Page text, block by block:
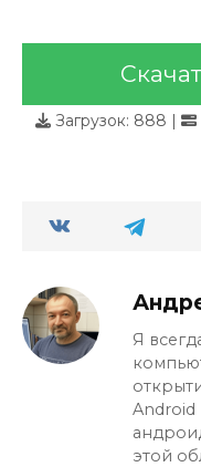
Загрузок: 888 |
Я
этой